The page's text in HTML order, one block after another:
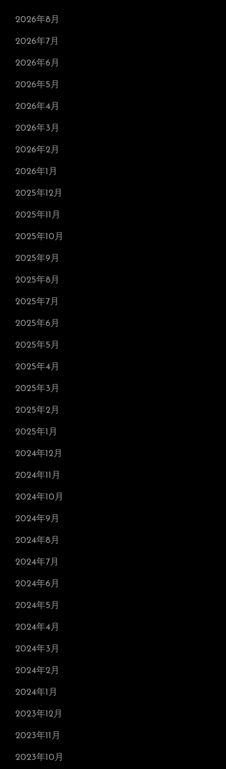
2026年8月
2026年7月
2026年6月
2026年5月
2026年4月
2026年3月
2026年2月
2026年1月
2025年12月
2025年11月
2025年10月
2025年9月
2025年8月
2025年7月
2025年6月
2025年5月
2025年4月
2025年3月
2025年2月
2025年1月
2024年12月
2024年11月
2024年10月
2024年9月
2024年8月
2024年7月
2024年6月
2024年5月
2024年4月
2024年3月
2024年2月
2024年1月
2023年12月
2023年11月
2023年10月